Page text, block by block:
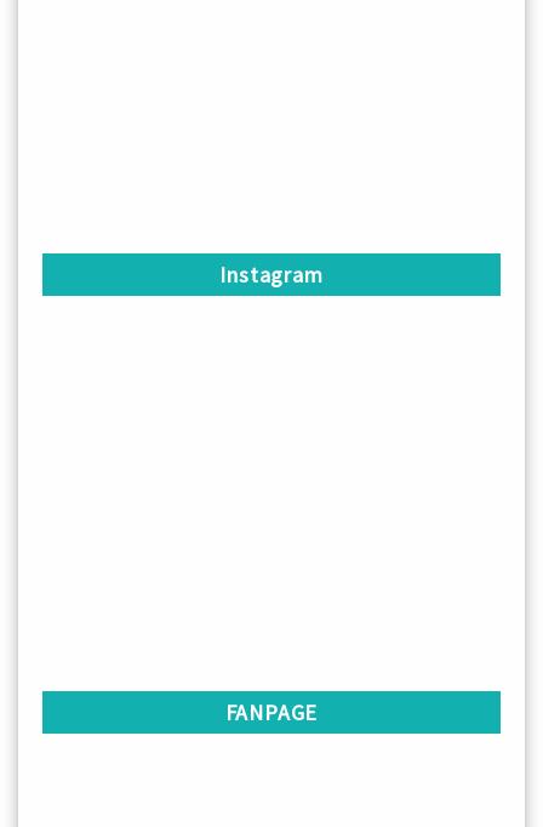
Instagram
FANPAGE